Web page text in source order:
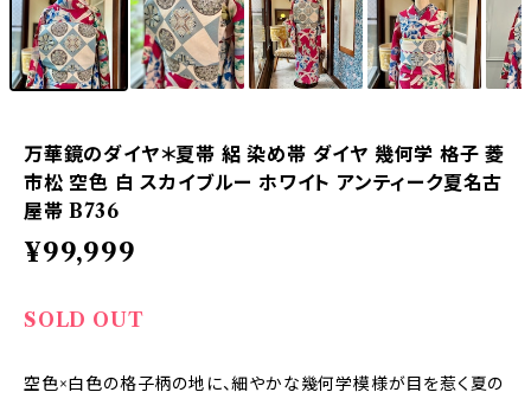
万華鏡のダイヤ＊夏帯 絽 染め帯 ダイヤ 幾何学 格子 菱
市松 空色 白 スカイブルー ホワイト アンティーク夏名古
屋帯 B736
¥99,999
SOLD OUT
空色×白色の格子柄の地に、細やかな幾何学模様が目を惹く夏の